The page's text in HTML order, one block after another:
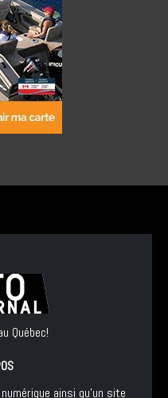
Québec!
ainsi qu'un site